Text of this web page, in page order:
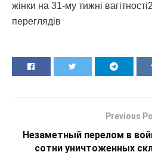
жінки на 31-му тижні
переглядiв
Previous
Незаметный перелом в
сотни уничтоженных